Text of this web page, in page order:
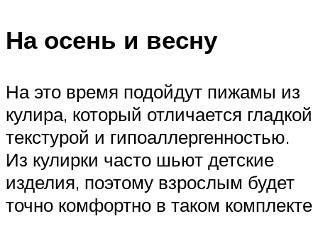
На осень и весну
На это время подойдут пижамы из
кулира, который отличается гладкой
текстурой и гипоаллергенностью.
Из кулирки часто шьют детские
изделия, поэтому взрослым будет
точно комфортно в таком комплекте